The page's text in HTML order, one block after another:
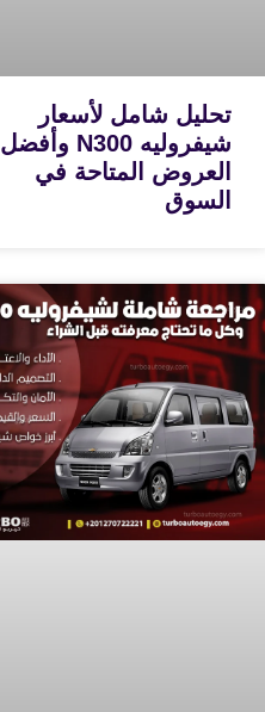
تحليل شامل لأسعار
شيفروليه N300 وأفضل
العروض المتاحة في
السوق